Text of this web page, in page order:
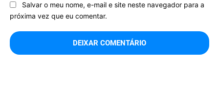
Salvar o meu nome, e-mail e site neste navegador para a
próxima vez que eu comentar.